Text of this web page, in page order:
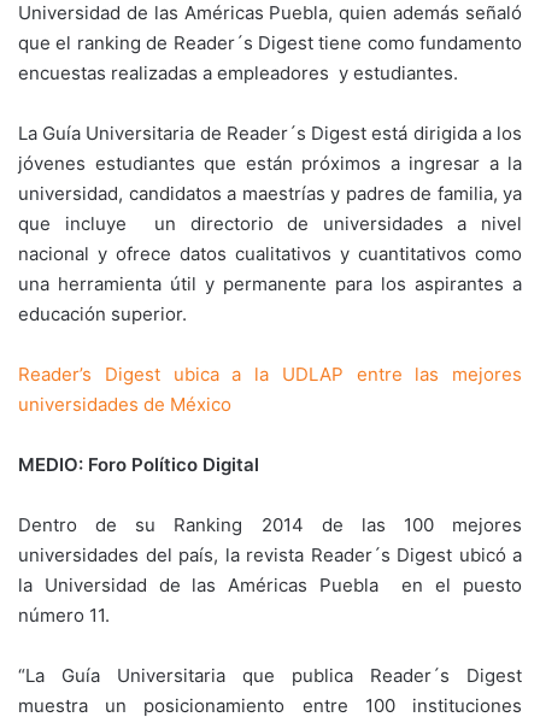
Universidad de las Américas Puebla, quien además señaló
que el ranking de Reader´s Digest tiene como fundamento
encuestas realizadas a empleadores y estudiantes.
La Guía Universitaria de Reader´s Digest está dirigida a los
jóvenes estudiantes que están próximos a ingresar a la
universidad, candidatos a maestrías y padres de familia, ya
que incluye un directorio de universidades a nivel
nacional y ofrece datos cualitativos y cuantitativos como
una herramienta útil y permanente para los aspirantes a
educación superior.
Reader’s Digest ubica a la UDLAP entre las mejores
universidades de México
MEDIO: Foro Político Digital
Dentro de su Ranking 2014 de las 100 mejores
universidades del país, la revista Reader´s Digest ubicó a
la Universidad de las Américas Puebla en el puesto
número 11.
“La Guía Universitaria que publica Reader´s Digest
muestra un posicionamiento entre 100 instituciones